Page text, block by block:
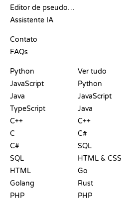
Editor de pseudocódigo
Assistente IA
Contato
FAQs
Python
JavaScript
Java
TypeScript
C++
C
C#
SQL
HTML
Golang
PHP
Ver tudo
Python
JavaScript
Java
C++
C#
SQL
HTML & CSS
Go
Rust
PHP